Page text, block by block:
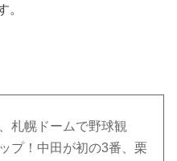
。
札幌ドームで野球観
プ！中田が初の3番、栗